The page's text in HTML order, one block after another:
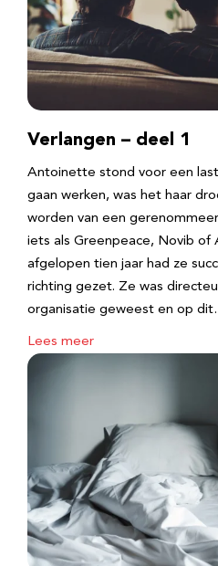
Verlangen – deel 1
Antoinette stond voor een
gaan werken, was het haar
worden van een
iets als Greenpeace, Novib of
afgelopen tien jaar had ze
richting gezet. Ze was
organisatie geweest en op
Lees meer